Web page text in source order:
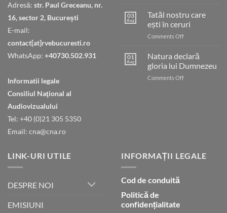
Adresă: str. Paul Greceanu, nr.
16, sector 2, București
E-mail:
contact[at]rvebucuresti.ro
WhatsApp: +40730.502.931
Informatii legale
Consiliul Naţional al
Audiovizualului
Tel: +40 (0)21 305 5350
Email: cna@cna.ro
03
Aug
Tatăl nostru care
ești în ceruri
Comments Offon
nostru
care
ești
în
01
Aug
Natura declară
gloria lui Dumnezeu
Comments Offon
LINK-URI UTILE
DESPRE NOI
EMISIUNI
INFORMAȚII LEGALE
Cod de conduită
Politică de
confidențialitate